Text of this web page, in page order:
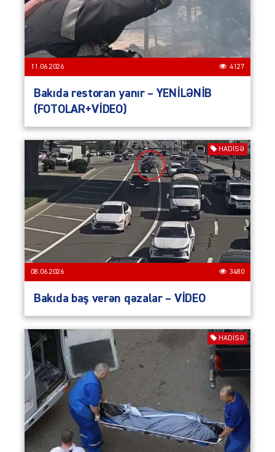
11.06.2026 4127
Bakıda restoran yanır – YENİLƏNİB
(FOTOLAR+VİDEO)
HADISƏ
08.06.2026 3480
Bakıda baş verən qəzalar – VİDEO
HADISƏ